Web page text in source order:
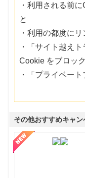
・利用される前
と
・利用の都度に
・「サイト越え
Cookie をブロッ
・「プライベー
その他おすすめキャン